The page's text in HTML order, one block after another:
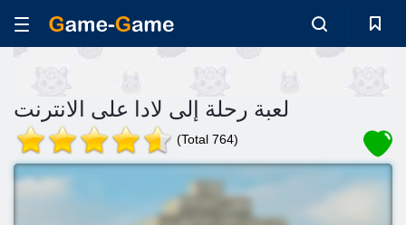
لعبة رحلة إلى لادا على الانترنت
(Total 764)